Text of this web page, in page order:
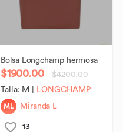
Bolsa Longchamp hermosa
$1900.00
$4200.00
Talla: M LONGCHAMP
ML Miranda L
13